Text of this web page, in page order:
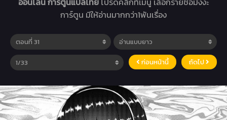
การ์ตูน มีให้อ่านมากกว่า1พันเรื่อง
ก่อนหน้านี้ ถัดไป